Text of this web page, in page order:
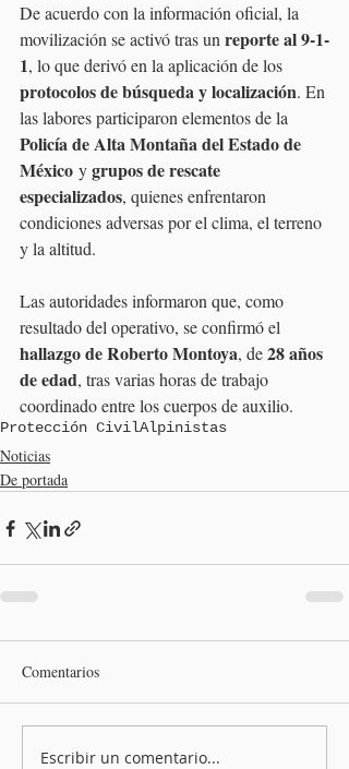
De acuerdo con la información oficial, la
movilización se activó tras un reporte al 9-1-
1, lo que derivó en la aplicación de los
protocolos de búsqueda y localización. En
las labores participaron elementos de la
Policía de Alta Montaña del Estado de
México y grupos de rescate
especializados, quienes enfrentaron
condiciones adversas por el clima, el terreno
y la altitud.
Las autoridades informaron que, como
resultado del operativo, se confirmó el
hallazgo de Roberto Montoya, de 28 años
de edad, tras varias horas de trabajo
coordinado entre los cuerpos de auxilio.
Protección CivilAlpinistas
Noticias
De portada
Comentarios
Escribir un comentario...